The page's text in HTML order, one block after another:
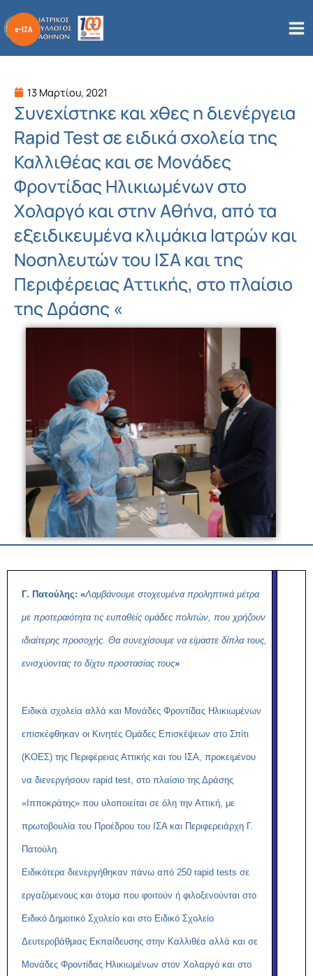
στο
περιεχόμενο
13 Μαρτίου, 2021
Συνεχίστηκε και χθες η διενέργεια
Rapid Test σε ειδικά σχολεία της
Καλλιθέας και σε Μονάδες
Φροντίδας Ηλικιωμένων στο
Χολαργό και στην Αθήνα, από τα
εξειδικευμένα κλιμάκια Ιατρών και
Νοσηλευτών του ΙΣΑ και της
Περιφέρειας Αττικής, στο πλαίσιο
της Δράσης «
Γ. Πατούλης: «Λαμβάνουμε στοχευμένα προληπτικά μέτρα
με προτεραιότητα τις ευπαθείς ομάδες πολιτών, που χρήζουν
ιδιαίτερης προσοχής. Θα συνεχίσουμε να είμαστε δίπλα τους,
ενισχύοντας το δίχτυ προστασίας τους»
Ειδικά σχολεία αλλά και Μονάδες Φροντίδας Ηλικιωμένων
επισκέφθηκαν οι Κινητές Ομάδες Επισκέψεων στο Σπίτι
(ΚΟΕΣ) της Περιφέρειας Αττικής και του ΙΣΑ, προκειμένου
να διενεργήσουν rapid test, στο πλαίσιο της Δράσης
«Ιπποκράτης» που υλοποιείται σε όλη την Αττική, με
πρωτοβουλία του Προέδρου του ΙΣΑ και Περιφερειάρχη Γ.
Πατούλη.
Ειδικότερα διενεργήθηκαν πάνω από 250 rapid tests σε
εργαζόμενους και άτομα που φοιτούν ή φιλοξενούνται στο
Ειδικό Δημοτικό Σχολείο και στο Ειδικό Σχολείο
Δευτεροβάθμιας Εκπαίδευσης στην Καλλιθέα αλλά και σε
Μονάδες Φροντίδας Ηλικιωμένων στον Χολαργό και στο